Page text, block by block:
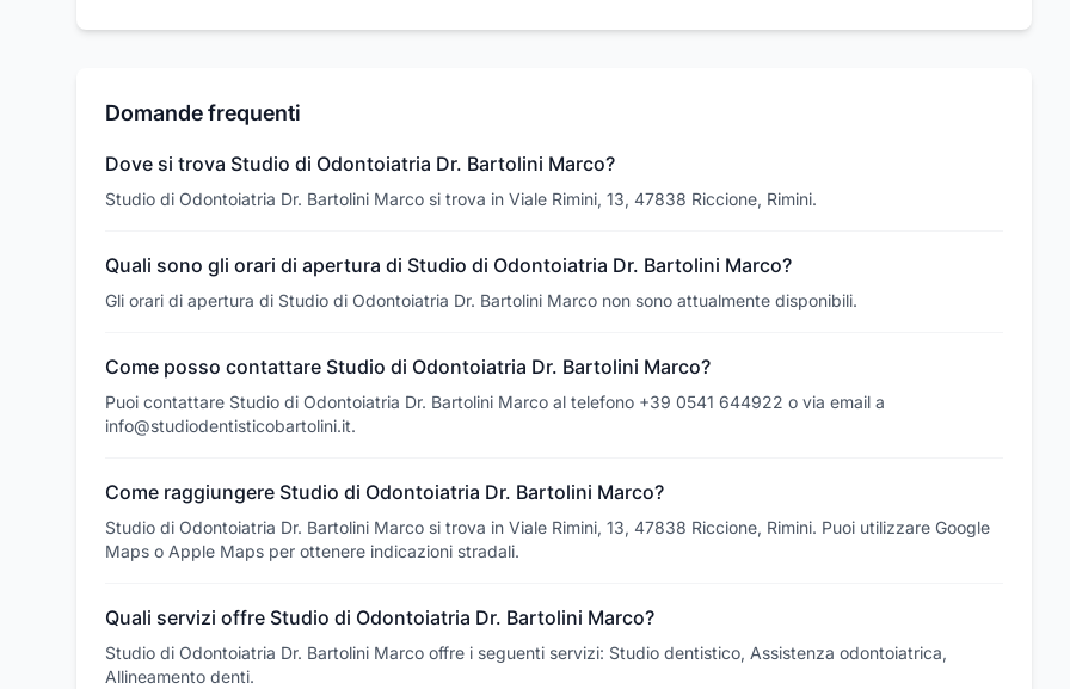
Domande frequenti
Dove si trova Studio di Odontoiatria Dr. Bartolini Marco?
Studio di Odontoiatria Dr. Bartolini Marco si trova in Viale Rimini, 13, 47838 Riccione, Rimini.
Quali sono gli orari di apertura di Studio di Odontoiatria Dr. Bartolini Marco?
Gli orari di apertura di Studio di Odontoiatria Dr. Bartolini Marco non sono attualmente disponibili.
Come posso contattare Studio di Odontoiatria Dr. Bartolini Marco?
Puoi contattare Studio di Odontoiatria Dr. Bartolini Marco al telefono +39 0541 644922 o via email a
info@studiodentisticobartolini.it.
Come raggiungere Studio di Odontoiatria Dr. Bartolini Marco?
Studio di Odontoiatria Dr. Bartolini Marco si trova in Viale Rimini, 13, 47838 Riccione, Rimini. Puoi utilizzare Google
Maps o Apple Maps per ottenere indicazioni stradali.
Quali servizi offre Studio di Odontoiatria Dr. Bartolini Marco?
Studio di Odontoiatria Dr. Bartolini Marco offre i seguenti servizi: Studio dentistico, Assistenza odontoiatrica,
Allineamento denti.